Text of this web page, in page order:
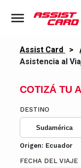
Assist Card >
Asistencia al
COTIZÁ TU
DESTINO
Sudamérica
Origen: Ecuador
FECHA DEL VIAJE